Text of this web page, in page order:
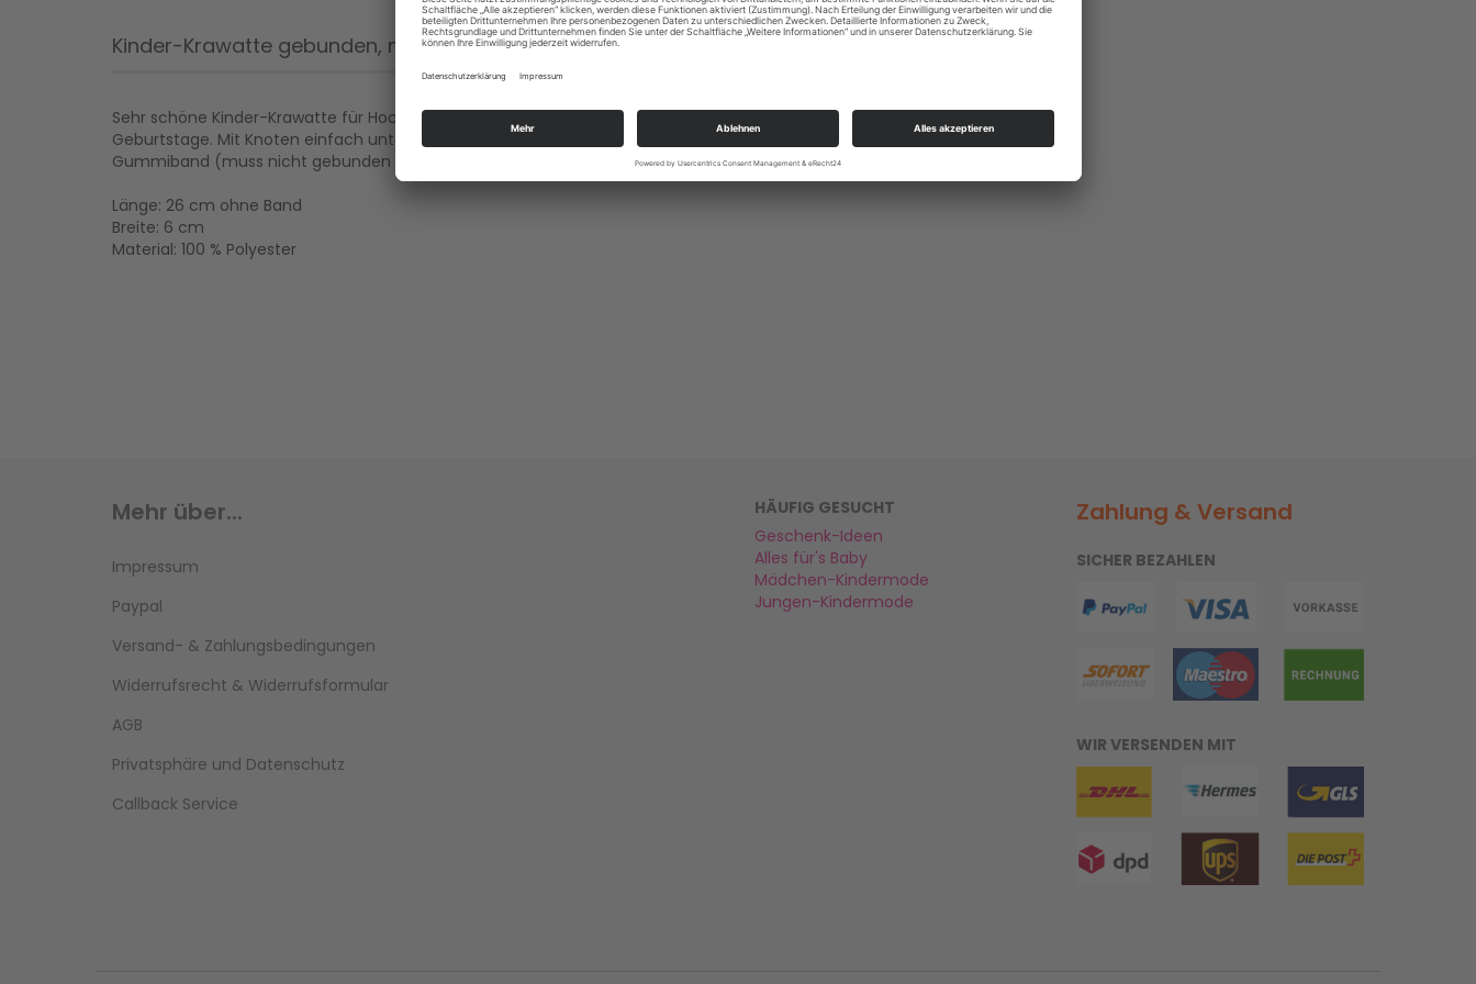
Kinder-Krawatte gebunden, mit dehnbaren Gummiband
Sehr schöne Kinder-Krawatte für Hochzeit, Taufe, Kommunion, Konfirmation, Silvester, Weihnachten,
Geburtstage. Mit Knoten einfach unter dem Kragen umhängen. Leicht zu tragen mit dehnbaren
Gummiband (muss nicht gebunden werden). Ausgezeichnete Stoffqualität und Verarbeitung.
Länge: 26 cm ohne Band
Breite: 6 cm
Material: 100 % Polyester
Mehr über...
Impressum
Paypal
Versand- & Zahlungsbedingungen
Widerrufsrecht & Widerrufsformular
AGB
Privatsphäre und Datenschutz
Callback Service
HÄUFIG GESUCHT
Geschenk-Ideen
Alles für's Baby
Mädchen-Kindermode
Jungen-Kindermode
Zahlung & Versand
SICHER BEZAHLEN
WIR VERSENDEN MIT